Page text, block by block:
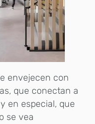
envejecen con
que conectan a
en especial, que
se vea